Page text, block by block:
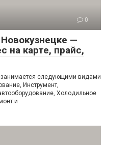
0
—
на карте, прайс,
следующими видами
Инструмент,
Холодильное
и